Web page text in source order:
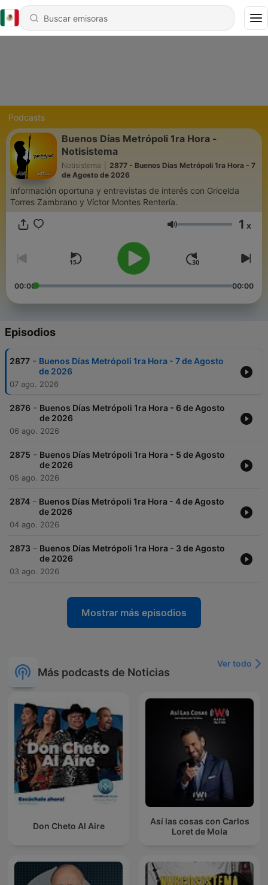
Podcasts
Buenos Días Metrópoli 1ra Hora -
Notisistema
Notisistema
2877 - Buenos Días Metrópoli 1ra Hora - 7
de Agosto de 2026
Información oportuna y entrevistas de interés con Gricelda
Torres Zambrano y Víctor Montes Rentería.
Volumen 1 x
00:00 00:00
Episodios
2877 - Buenos Días Metrópoli 1ra Hora - 7 de Agosto
de 2026
07 ago. 2026
2876 - Buenos Días Metrópoli 1ra Hora - 6 de Agosto
de 2026
06 ago. 2026
2875 - Buenos Días Metrópoli 1ra Hora - 5 de Agosto
de 2026
05 ago. 2026
2874 - Buenos Días Metrópoli 1ra Hora - 4 de Agosto
de 2026
04 ago. 2026
2873 - Buenos Días Metrópoli 1ra Hora - 3 de Agosto
de 2026
03 ago. 2026
Mostrar más episodios
Más podcasts de Noticias
Ver todo
Don Cheto Al Aire
Así las cosas con Carlos
Loret de Mola